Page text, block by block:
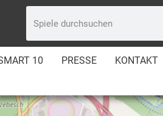
10 PRESSE KONTAKT